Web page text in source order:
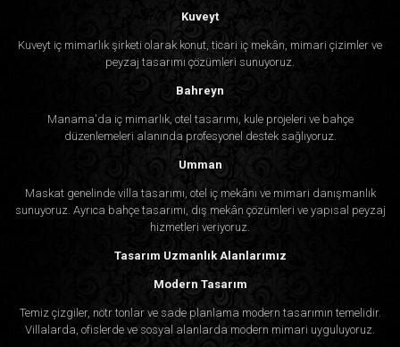
Kuveyt
Kuveyt iç mimarlık şirketi olarak konut, ticari iç mekân, mimari çizimler ve
peyzaj tasarımı çözümleri sunuyoruz.
Bahreyn
Manama'da iç mimarlık, otel tasarımı, kule projeleri ve bahçe
düzenlemeleri alanında profesyonel destek sağlıyoruz.
Umman
Maskat genelinde villa tasarımı, otel iç mekânı ve mimari danışmanlık
sunuyoruz. Ayrıca bahçe tasarımı, dış mekân çözümleri ve yapısal peyzaj
hizmetleri veriyoruz.
Tasarım Uzmanlık Alanlarımız
Modern Tasarım
Temiz çizgiler, nötr tonlar ve sade planlama modern tasarımın temelidir.
Villalarda, ofislerde ve sosyal alanlarda modern mimari uyguluyoruz.